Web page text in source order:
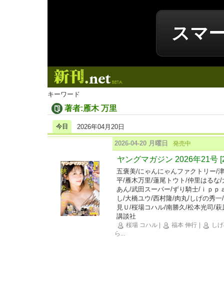
スマ
キーワード
著者:雁木 万里
今日 2026年04月20日
2026-04-20 月曜日 発売中
ヤングマガジン 2026年21号
五褒美/にゃんにゃんファクトリー/
平/雁木万里/蓮尾トウト/仲里はるな
あん/武田スーパー/ずり騎士/ｉｐｐ
し/大橋ユウ/西村隆/肉丸/しげの秀
見Ｕ/桜場コハル/南勝久/松本光司/
講談社
桜場 コハル 福本 伸行
し
ら ...